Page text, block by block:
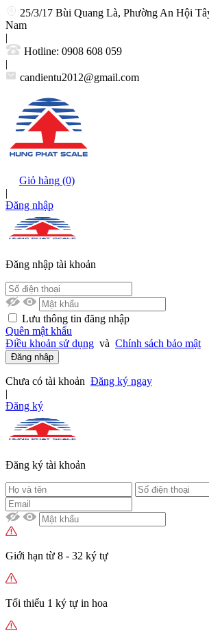
25/3/17 Bùi Quang Là, Phường An Hội
Nam
|
Hotline: 0908 608 059
|
candientu2012@gmail.com
Giỏ hàng (0)
|
Đăng nhập
Đăng nhập tài khoản
Lưu thông tin đăng nhập
Quên mật khẩu
Điều khoản sử dụng và Chính sách bảo mật
Đăng nhập
Chưa có tài khoản Đăng ký ngay
|
Đăng ký
Đăng ký tài khoản
Giới hạn từ 8 - 32 ký tự
Tối thiểu 1 ký tự in hoa